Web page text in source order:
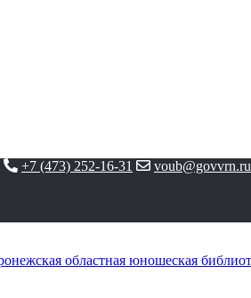
+7 (473) 252-16-31 voub@govvrn.ru